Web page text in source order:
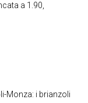
a 1.90,
Monza: i brianzoli